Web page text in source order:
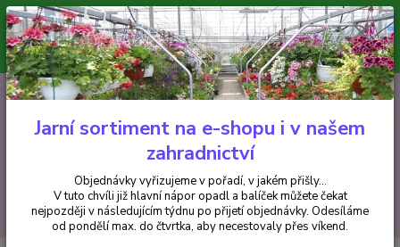
Minimální hodnota pro odeslání z e-shopu je 300 Kč.
V tuto chvíli již hlavní nápor objednávek opadl a balíček můžete čekat
nejpozději v následujícím týdnu po přijetí objednávky. Objednávky
vyřizujeme v pořadí, v jakém přišly...
CZK
Hledat
+420 602 223 614 0ks
za0 Kč
Jarní sortiment na e-shopu i v našem
zahradnictví
Objednávky vyřizujeme v pořadí, v jakém přišly...
V tuto chvíli již hlavní nápor opadl a balíček můžete čekat
nejpozději v následujícím týdnu po přijetí objednávky. Odesíláme
od pondělí max. do čtvrtka, aby necestovaly přes víkend.